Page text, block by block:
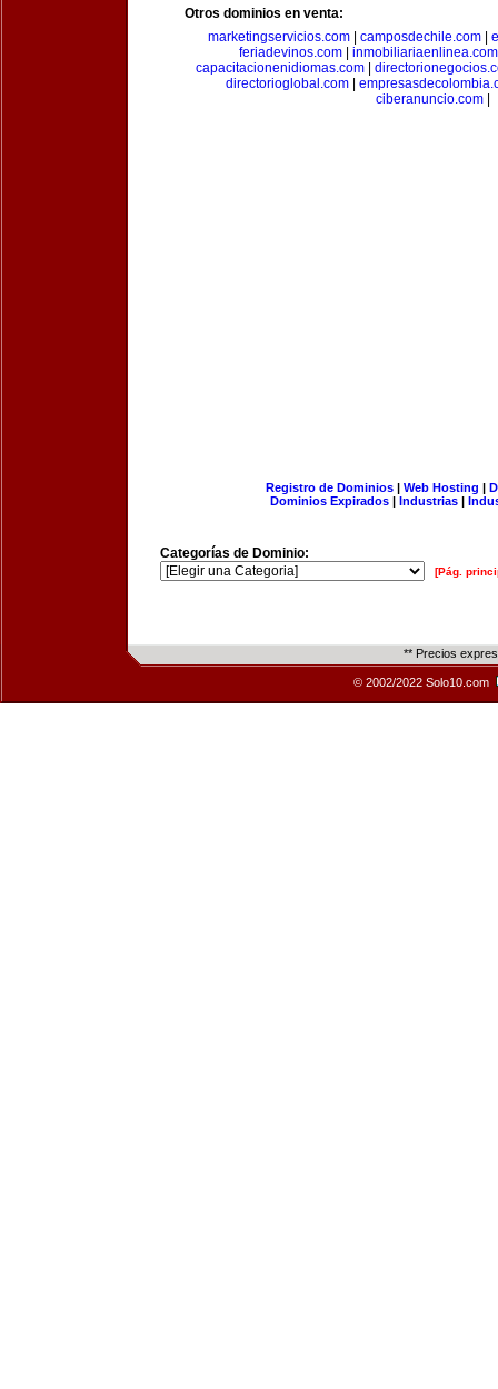
Otros dominios en venta:
marketingservicios.com| camposdechile.com|
feriadevinos.com
inmobiliariaenlinea.com
capacitacionenidiomas.com|
directorioglobal.com|
ciberanuncio.com|
Registro de Dominios| Web Hosting |
Dominios Expirados | Industrias |
Categorías de Dominio:
[Pág.
** Precios
© 2002/2022 Solo10.com